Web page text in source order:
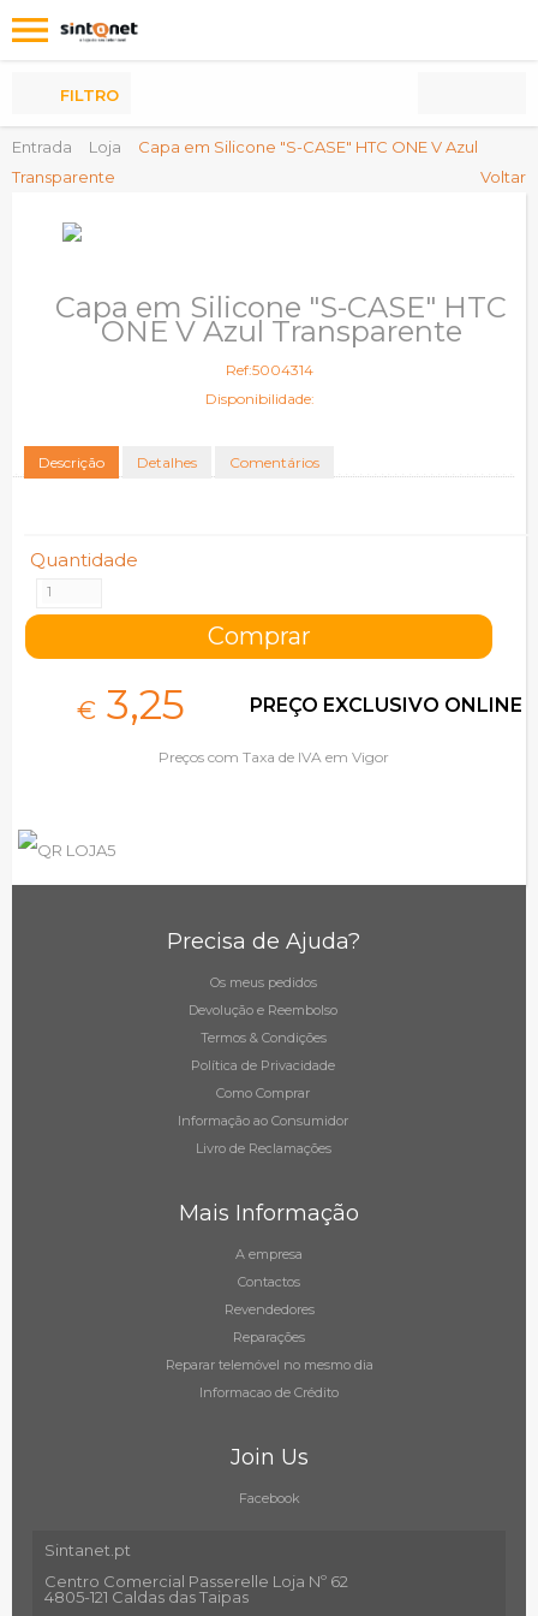
Entrada Loja
Capa em Silicone "S-CASE" HTC ONE V Azul
Transparente
Voltar
FILTRO
Capa em Silicone "S-CASE" HTC
ONE V Azul Transparente
Ref:5004314
Disponibilidade:
Descrição Detalhes Comentários
Quantidade
€ 3,25 PREÇO EXCLUSIVO ONLINE
Preços com Taxa de IVA em Vigor
Precisa de Ajuda?
Os meus pedidos
Devolução e Reembolso
Termos & Condições
Política de Privacidade
Como Comprar
Informação ao Consumidor
Livro de Reclamações
Mais Informação
A empresa
Contactos
Revendedores
Reparações
Reparar telemóvel no mesmo dia
Informacao de Crédito
Join Us
Facebook
Sintanet.pt
Centro Comercial Passerelle Loja Nº 62
4805-121 Caldas das Taipas